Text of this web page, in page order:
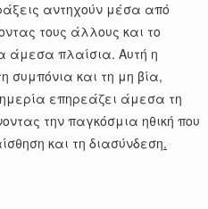
αντηχούν μέσα από
τους άλλους και το
άμεσα πλαίσια. Αυτή η
συμπόνια και τη μη βία,
επηρεάζει άμεσα τη
την παγκόσμια ηθική που
και τη διασύνδεση.